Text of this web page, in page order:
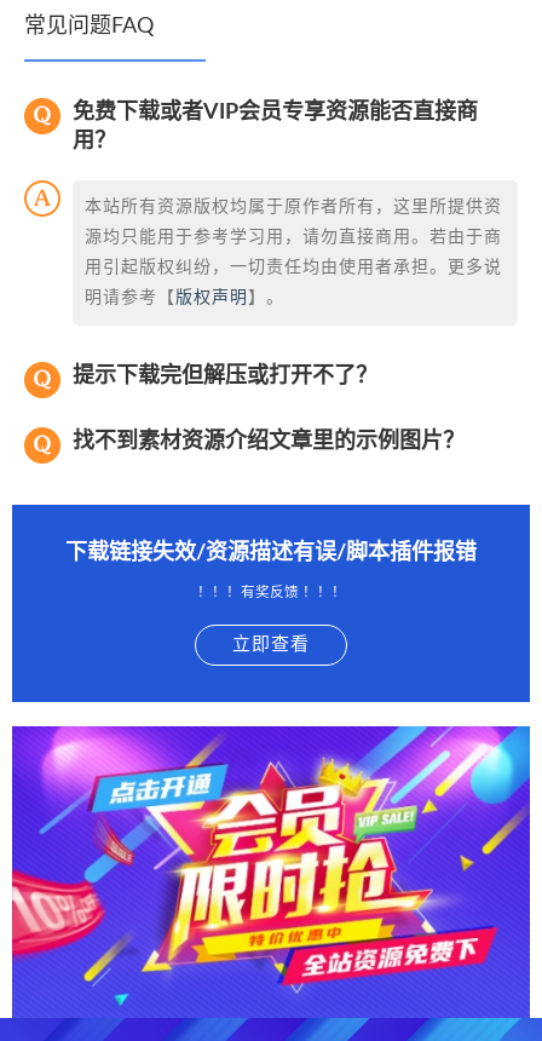
常见问题FAQ
免费下载或者VIP会员专享资源能否直接商
用？
本站所有资源版权均属于原作者所有，这里所提供资
源均只能用于参考学习用，请勿直接商用。若由于商
用引起版权纠纷，一切责任均由使用者承担。更多说
明请参考【 版权声明 】。
提示下载完但解压或打开不了？
找不到素材资源介绍文章里的示例图片？
下载链接失效/资源描述有误/脚本插件报错
！！！有奖反馈 ！！！
立即查看